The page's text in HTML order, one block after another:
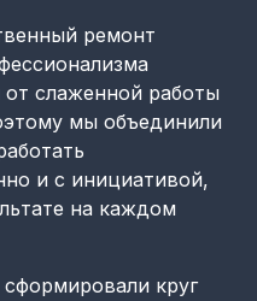
ремонт
слаженной работы
мы объединили
и с инициативой,
на каждом
круг